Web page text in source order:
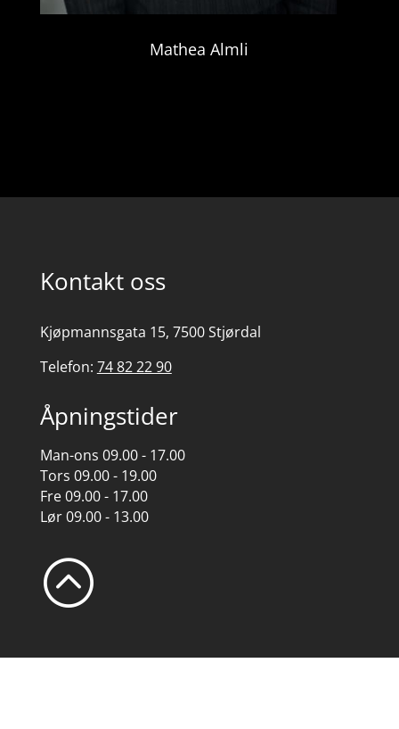
Mathea Almli
Kontakt oss
Kjøpmannsgata 15, 7500 Stjørdal
Telefon: 74 82 22 90
Åpningstider
Man-ons 09.00 - 17.00
Tors 09.00 - 19.00
Fre 09.00 - 17.00
Lør 09.00 - 13.00
: